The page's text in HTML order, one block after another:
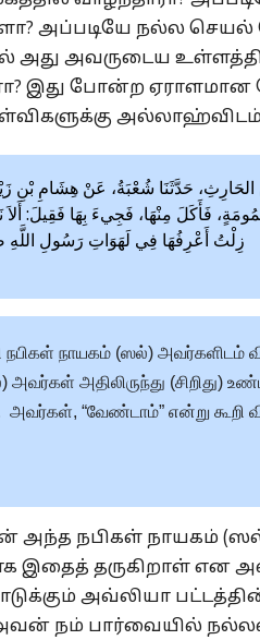
அப்படியே நல்ல
அது அவருடைய
இது போன்ற
خَالِدُ بْنُ الحَارِثِ، حَدَّثَنَا شُعْبَةُ، عَنْ
فَأَكَلَ مِنْهَا، فَجِيءَ بِهَا فَقِيلَ: أَلاَ
زِلْتُ أَعْرِفُهَا فِي لَهَوَاتِ رَسُولِ اللَّهِ
நபிகள் நாயகம் (ஸல்)
அவர்கள் அதிலிருந்து (சிறிது)
“வேண்டாம்” என்று கூறி
அந்த நபிகள் நாயகம்
தருகிறாள் என
அவ்லியா
நம் பார்வையில்